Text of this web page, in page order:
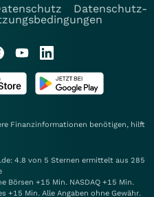
Datenschutz-
Finanzinformationen benötigen, hilft
4.8 von 5 Sternen ermittelt aus 285
Börsen +15 Min. NASDAQ +15 Min.
+15 Min. Alle Angaben ohne Gewähr.